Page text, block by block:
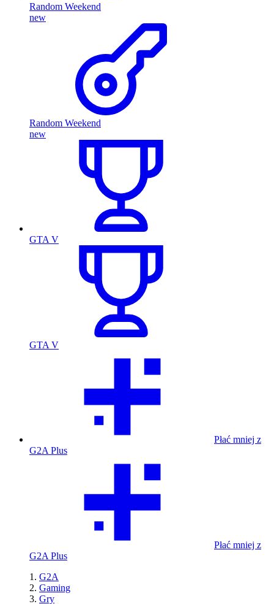
Random Weekend
new
Random Weekend
new
GTA V
GTA V
Płać mniej z
G2A Plus
Płać mniej z
G2A Plus
G2A
Gaming
Gry